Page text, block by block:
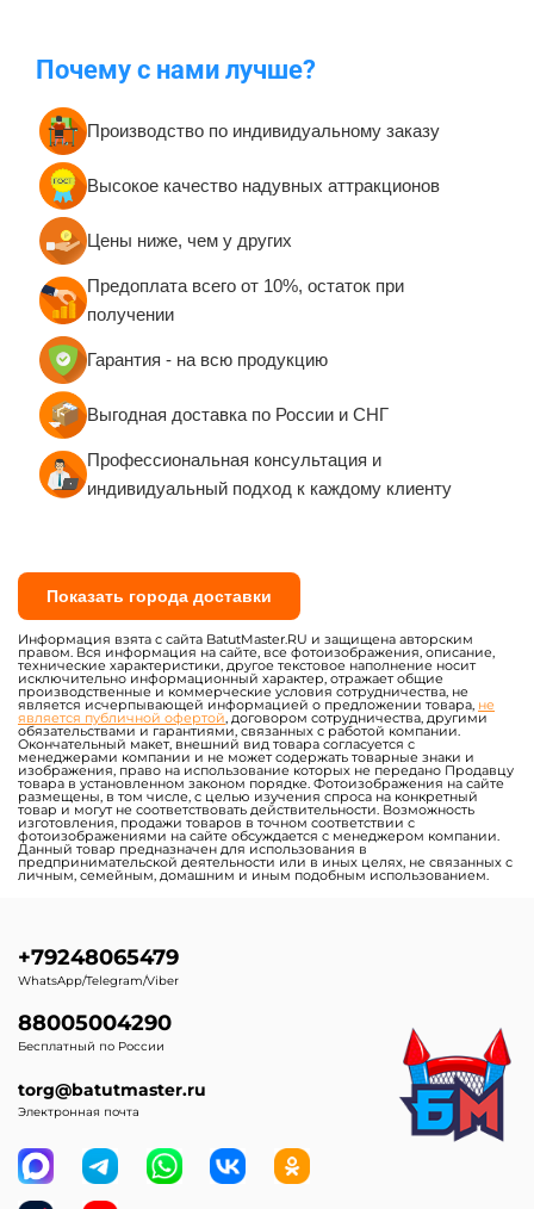
Почему с нами лучше?
Производство по индивидуальному заказу
Высокое качество надувных аттракционов
Цены ниже, чем у других
Предоплата всего от 10%, остаток при
получении
Гарантия - на всю продукцию
Выгодная доставка по России и СНГ
Профессиональная консультация и
индивидуальный подход к каждому клиенту
Показать города доставки
Информация взята с сайта BatutMaster.RU и защищена авторским
правом. Вся информация на сайте, все фотоизображения, описание,
технические характеристики, другое текстовое наполнение носит
исключительно информационный характер, отражает общие
производственные и коммерческие условия сотрудничества, не
является исчерпывающей информацией о предложении товара, не
является публичной офертой, договором сотрудничества, другими
обязательствами и гарантиями, связанных с работой компании.
Окончательный макет, внешний вид товара согласуется с
менеджерами компании и не может содержать товарные знаки и
изображения, право на использование которых не передано Продавцу
товара в установленном законом порядке. Фотоизображения на сайте
размещены, в том числе, с целью изучения спроса на конкретный
товар и могут не соответствовать действительности. Возможность
изготовления, продажи товаров в точном соответствии с
фотоизображениями на сайте обсуждается с менеджером компании.
Данный товар предназначен для использования в
предпринимательской деятельности или в иных целях, не связанных с
личным, семейным, домашним и иным подобным использованием.
+79248065479
WhatsApp/Telegram/Viber
88005004290
Бесплатный по России
torg@batutmaster.ru
Электронная почта